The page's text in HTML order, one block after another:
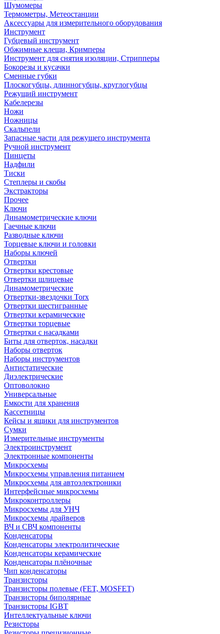
Шумомеры
Термометры, Метеостанции
Аксессуары для измерительного оборудования
Инструмент
Губцевый инструмент
Обжимные клещи, Кримперы
Инструмент для снятия изоляции, Стрипперы
Бокорезы и кусачки
Сменные губки
Плоскогубцы, длинногубцы, круглогубцы
Режущий инструмент
Кабелерезы
Ножи
Ножницы
Скальпели
Запасные части для режущего инструмента
Ручной инструмент
Пинцеты
Надфили
Тиски
Степлеры и скобы
Экстракторы
Прочее
Ключи
Динамометрические ключи
Гаечные ключи
Разводные ключи
Торцевые ключи и головки
Наборы ключей
Отвертки
Отвертки крестовые
Отвертки шлицевые
Динамометрические
Отвертки-звездочки Torx
Отвертки шестигранные
Отвертки керамические
Отвертки торцевые
Отвертки с насадками
Биты для отверток, насадки
Наборы отверток
Наборы инструментов
Антистатические
Диэлектрические
Оптоволокно
Универсальные
Емкости для хранения
Кассетницы
Кейсы и ящики для инструментов
Сумки
Измерительные инструменты
Электроинструмент
Электронные компоненты
Микросхемы
Микросхемы управления питанием
Микросхемы для автоэлектроники
Интерфейсные микросхемы
Микроконтроллеры
Микросхемы для УНЧ
Микросхемы драйверов
ВЧ и СВЧ компоненты
Конденсаторы
Конденсаторы электролитические
Конденсаторы керамические
Конденсаторы плёночные
Чип конденсаторы
Транзисторы
Транзисторы полевые (FET, MOSFET)
Транзисторы биполярные
Транзисторы IGBT
Интеллектуальные ключи
Резисторы